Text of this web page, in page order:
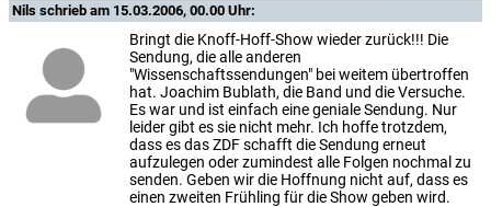
Nils schrieb am 15.03.2006, 00.00 Uhr:
Bringt die Knoff-Hoff-Show wieder zurück!!! Die
Sendung, die alle anderen
"Wissenschaftssendungen" bei weitem übertroffen
hat. Joachim Bublath, die Band und die Versuche.
Es war und ist einfach eine geniale Sendung. Nur
leider gibt es sie nicht mehr. Ich hoffe trotzdem,
dass es das ZDF schafft die Sendung erneut
aufzulegen oder zumindest alle Folgen nochmal zu
senden. Geben wir die Hoffnung nicht auf, dass es
einen zweiten Frühling für die Show geben wird.